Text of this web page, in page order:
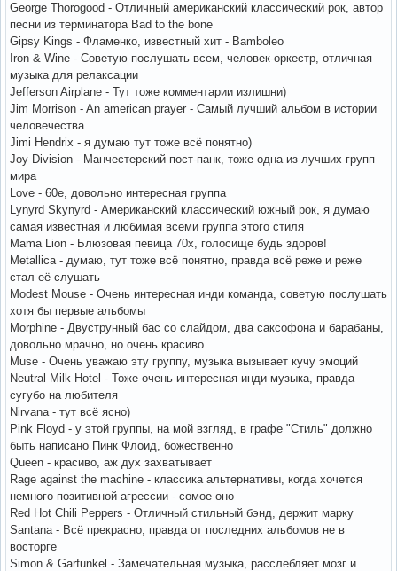
George Thorogood - Отличный американский классический рок, автор
песни из терминатора Bad to the bone
Gipsy Kings - Фламенко, известный хит - Bamboleo
Iron & Wine - Советую послушать всем, человек-оркестр, отличная
музыка для релаксации
Jefferson Airplane - Тут тоже комментарии излишни)
Jim Morrison - An american prayer - Самый лучший альбом в истории
человечества
Jimi Hendrix - я думаю тут тоже всё понятно)
Joy Division - Манчестерский пост-панк, тоже одна из лучших групп
мира
Love - 60е, довольно интересная группа
Lynyrd Skynyrd - Американский классический южный рок, я думаю
самая известная и любимая всеми группа этого стиля
Mama Lion - Блюзовая певица 70х, голосище будь здоров!
Metallica - думаю, тут тоже всё понятно, правда всё реже и реже
стал её слушать
Modest Mouse - Очень интересная инди команда, советую послушать
хотя бы первые альбомы
Morphine - Двуструнный бас со слайдом, два саксофона и барабаны,
довольно мрачно, но очень красиво
Muse - Очень уважаю эту группу, музыка вызывает кучу эмоций
Neutral Milk Hotel - Тоже очень интересная инди музыка, правда
сугубо на любителя
Nirvana - тут всё ясно)
Pink Floyd - у этой группы, на мой взгляд, в графе "Стиль" должно
быть написано Пинк Флоид, божественно
Queen - красиво, аж дух захватывает
Rage against the machine - классика альтернативы, когда хочется
немного позитивной агрессии - сомое оно
Red Hot Chili Peppers - Отличный стильный бэнд, держит марку
Santana - Всё прекрасно, правда от последних альбомов не в
восторге
Simon & Garfunkel - Замечательная музыка, расслебляет мозг и